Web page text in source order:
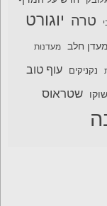
טרה יוגורט
מעדן חלב מעדנות
נקניקים עוף טוב
שוקו שטראוס